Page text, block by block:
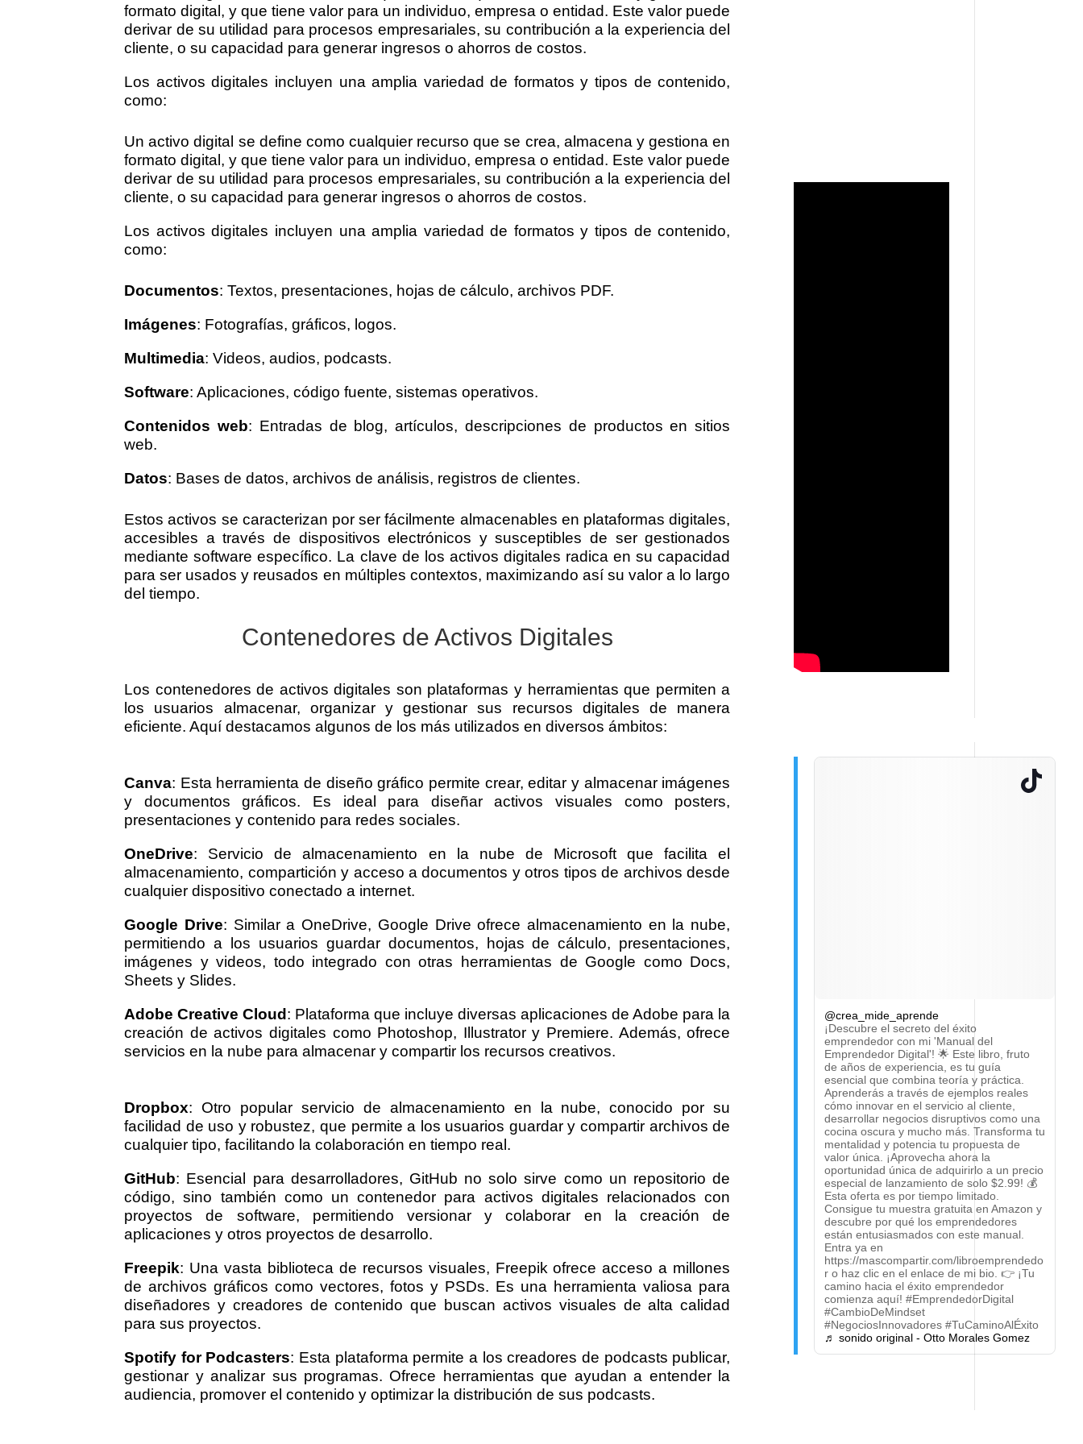
formato digital, y que tiene valor para un individuo, empresa o entidad. Este valor puede
derivar de su utilidad para procesos empresariales, su contribución a la experiencia del
cliente, o su capacidad para generar ingresos o ahorros de costos.
Los activos digitales incluyen una amplia variedad de formatos y tipos de contenido,
como:
Un activo digital se define como cualquier recurso que se crea, almacena y gestiona en
formato digital, y que tiene valor para un individuo, empresa o entidad. Este valor puede
derivar de su utilidad para procesos empresariales, su contribución a la experiencia del
cliente, o su capacidad para generar ingresos o ahorros de costos.
Los activos digitales incluyen una amplia variedad de formatos y tipos de contenido,
como:
Documentos: Textos, presentaciones, hojas de cálculo, archivos PDF.
Imágenes: Fotografías, gráficos, logos.
Multimedia: Videos, audios, podcasts.
Software: Aplicaciones, código fuente, sistemas operativos.
Contenidos web: Entradas de blog, artículos, descripciones de productos en sitios
web.
Datos: Bases de datos, archivos de análisis, registros de clientes.
Estos activos se caracterizan por ser fácilmente almacenables en plataformas digitales,
accesibles a través de dispositivos electrónicos y susceptibles de ser gestionados
mediante software específico. La clave de los activos digitales radica en su capacidad
para ser usados y reusados en múltiples contextos, maximizando así su valor a lo largo
del tiempo.
Contenedores de Activos Digitales
Los contenedores de activos digitales son plataformas y herramientas que permiten a
los usuarios almacenar, organizar y gestionar sus recursos digitales de manera
eficiente. Aquí destacamos algunos de los más utilizados en diversos ámbitos:
Canva: Esta herramienta de diseño gráfico permite crear, editar y almacenar imágenes
y documentos gráficos. Es ideal para diseñar activos visuales como posters,
presentaciones y contenido para redes sociales.
OneDrive: Servicio de almacenamiento en la nube de Microsoft que facilita el
almacenamiento, compartición y acceso a documentos y otros tipos de archivos desde
cualquier dispositivo conectado a internet.
Google Drive: Similar a OneDrive, Google Drive ofrece almacenamiento en la nube,
permitiendo a los usuarios guardar documentos, hojas de cálculo, presentaciones,
imágenes y videos, todo integrado con otras herramientas de Google como Docs,
Sheets y Slides.
Adobe Creative Cloud : Plataforma que incluye diversas aplicaciones de Adobe para la
creación de activos digitales como Photoshop, Illustrator y Premiere. Además, ofrece
servicios en la nube para almacenar y compartir los recursos creativos.
Dropbox: Otro popular servicio de almacenamiento en la nube, conocido por su
facilidad de uso y robustez, que permite a los usuarios guardar y compartir archivos de
cualquier tipo, facilitando la colaboración en tiempo real.
GitHub: Esencial para desarrolladores, GitHub no solo sirve como un repositorio de
código, sino también como un contenedor para activos digitales relacionados con
proyectos de software, permitiendo versionar y colaborar en la creación de
aplicaciones y otros proyectos de desarrollo.
Freepik: Una vasta biblioteca de recursos visuales, Freepik ofrece acceso a millones
de archivos gráficos como vectores, fotos y PSDs. Es una herramienta valiosa para
diseñadores y creadores de contenido que buscan activos visuales de alta calidad
para sus proyectos.
Spotify for Podcasters: Esta plataforma permite a los creadores de podcasts publicar,
gestionar y analizar sus programas. Ofrece herramientas que ayudan a entender la
audiencia, promover el contenido y optimizar la distribución de sus podcasts.
@crea_mide_aprende
¡Descubre el secreto del éxito
emprendedor con mi 'Manual del
Emprendedor Digital'! 🌟 Este libro, fruto
de años de experiencia, es tu guía
esencial que combina teoría y práctica.
Aprenderás a través de ejemplos reales
cómo innovar en el servicio al cliente,
desarrollar negocios disruptivos como una
cocina oscura y mucho más. Transforma tu
mentalidad y potencia tu propuesta de
valor única. ¡Aprovecha ahora la
oportunidad única de adquirirlo a un precio
especial de lanzamiento de solo $2.99! 💰
Esta oferta es por tiempo limitado.
Consigue tu muestra gratuita en Amazon y
descubre por qué los emprendedores
están entusiasmados con este manual.
Entra ya en
https://mascompartir.com/libroemprendedo
r o haz clic en el enlace de mi bio. 👉 ¡Tu
camino hacia el éxito emprendedor
comienza aquí! #EmprendedorDigital
#CambioDeMindset
#NegociosInnovadores #TuCaminoAlÉxito
♬ sonido original - Otto Morales Gomez